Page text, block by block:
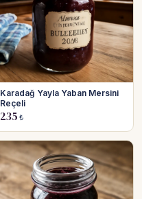
Karadağ Yayla Yaban Mersini
Reçeli
235 ₺